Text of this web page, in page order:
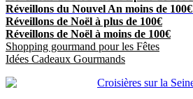
Réveillons du Nouvel An moins de 100€
Réveillons de Noël à plus de 100€
Réveillons de Noël à moins de 100€
Shopping gourmand pour les Fêtes
Idées Cadeaux Gourmands